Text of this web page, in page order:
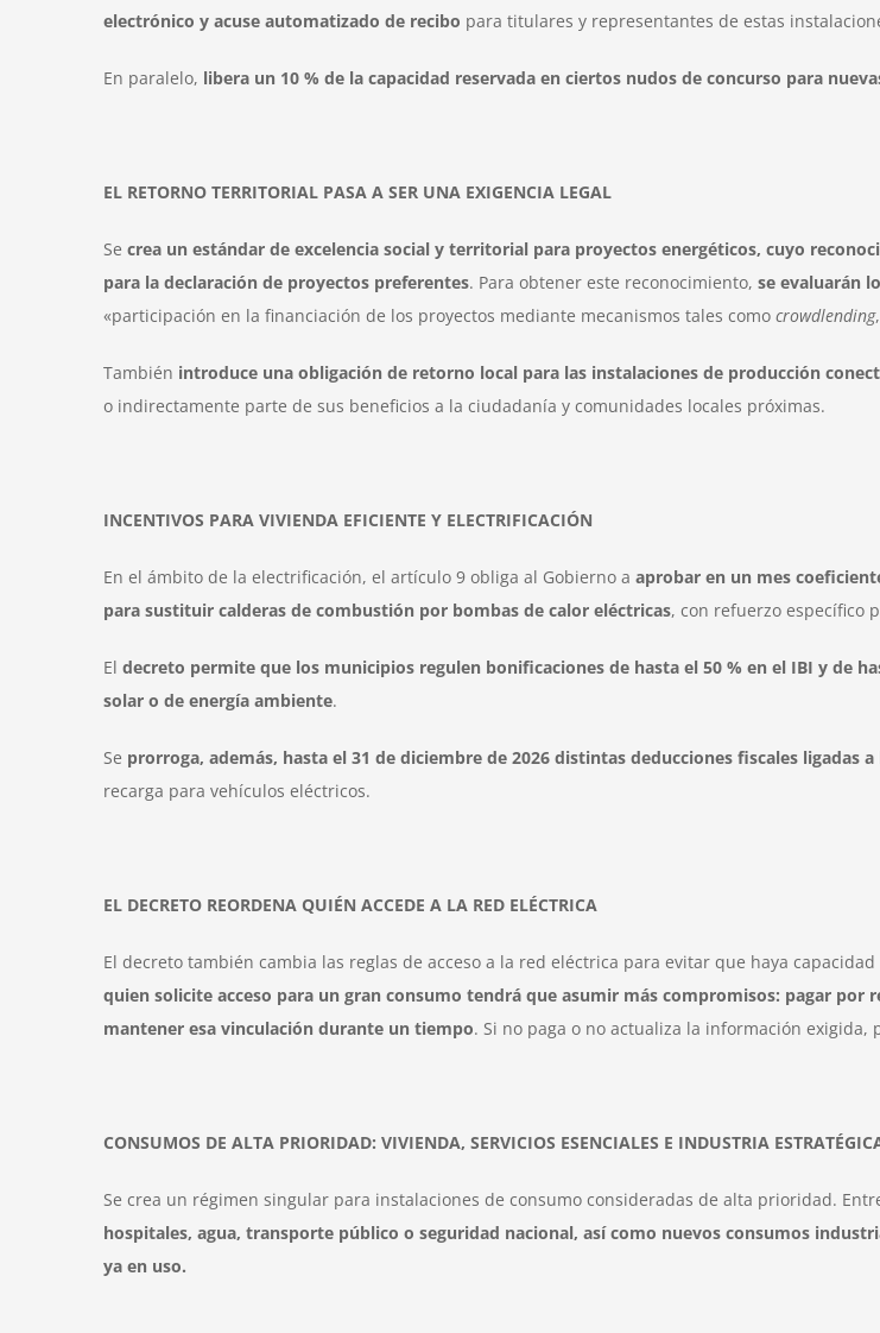
electrónico y acuse automatizado de recibo para titulares y representantes de estas
En paralelo, libera un 10 % de la capacidad reservada en ciertos nudos de concurso para
EL RETORNO TERRITORIAL PASA A SER UNA EXIGENCIA LEGAL
Se crea un estándar de excelencia social y territorial para proyectos energéticos, cuyo
para la declaración de proyectos preferentes. Para obtener este reconocimiento, se evaluarán
«participación en la financiación de los proyectos mediante mecanismos tales como crowdlending,
También introduce una obligación de retorno local para las instalaciones de producción
o indirectamente parte de sus beneficios a la ciudadanía y comunidades locales próximas.
INCENTIVOS PARA VIVIENDA EFICIENTE Y ELECTRIFICACIÓN
En el ámbito de la electrificación, el artículo 9 obliga al Gobierno a aprobar en un mes
para sustituir calderas de combustión por bombas de calor eléctricas, con refuerzo específico
El decreto permite que los municipios regulen bonificaciones de hasta el 50 % en el IBI y de
solar o de energía ambiente.
Se prorroga, además, hasta el 31 de diciembre de 2026 distintas deducciones fiscales ligadas
recarga para vehículos eléctricos.
EL DECRETO REORDENA QUIÉN ACCEDE A LA RED ELÉCTRICA
El decreto también cambia las reglas de acceso a la red eléctrica para evitar que haya
quien solicite acceso para un gran consumo tendrá que asumir más compromisos: pagar por
mantener esa vinculación durante un tiempo. Si no paga o no actualiza la información exigida,
CONSUMOS DE ALTA PRIORIDAD: VIVIENDA, SERVICIOS ESENCIALES E INDUSTRIA
Se crea un régimen singular para instalaciones de consumo consideradas de alta prioridad.
hospitales, agua, transporte público o seguridad nacional, así como nuevos consumos
ya en uso.